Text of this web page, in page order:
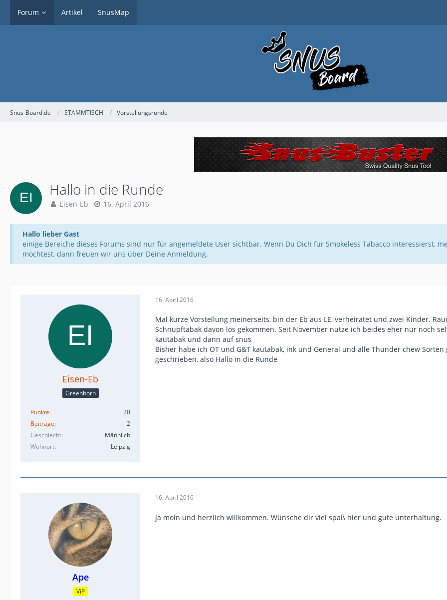
Forum Artikel SnusMap
Snus-Board.de STAMMTISCH Vorstellungsrunde
Hallo in die Runde
Eisen-Eb 16. April 2016
Hallo lieber Gast
einige Bereiche dieses Forums sind nur für angemeldete User sichtbar. Wenn Du Dich für Smokeless Tabacco interessierst,
möchtest, dann freuen wir uns über Deine Anmeldung.
Eisen-Eb
Greenhorn
Punkte
20
Beiträge
2
Geschlecht
Männlich
Wohnort
Leipzig
16. April 2016
Mal kurze Vorstellung meinerseits, bin der Eb aus LE, verheiratet und zwei Kinder.
Schnupftabak davon los gekommen. Seit November nutze ich beides eher nur noch
kautabak und dann auf snus
Bisher habe ich OT und G&T kautabak, ink und General und alle Thunder chew
geschrieben, also Hallo in die Runde
Ape
ViP
16. April 2016
Ja moin und herzlich willkommen. Wünsche dir viel spaß hier und gute unterhaltung.